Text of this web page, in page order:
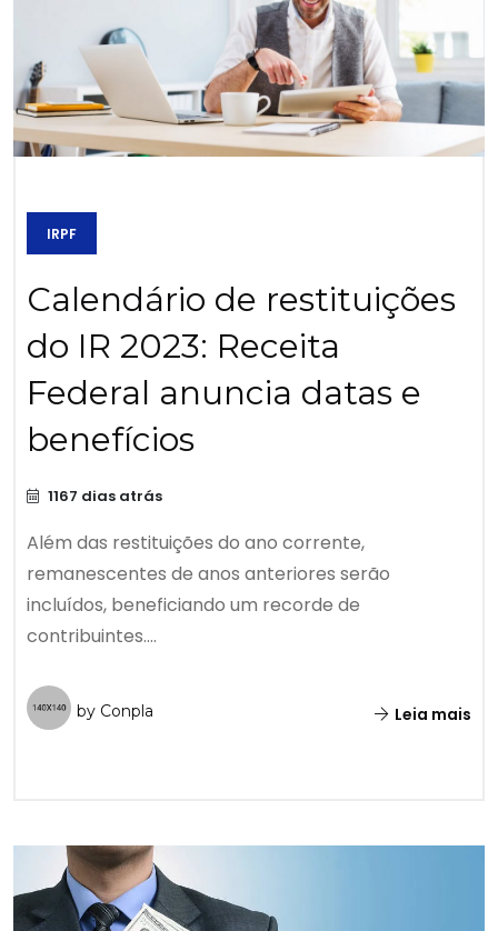
IRPF
Calendário de restituições
do IR 2023: Receita
Federal anuncia datas e
benefícios
1167 dias atrás
Além das restituições do ano corrente,
remanescentes de anos anteriores serão
incluídos, beneficiando um recorde de
contribuintes....
by Conpla Leia mais